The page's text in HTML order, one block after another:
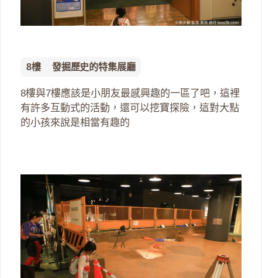
8樓 發掘歷史的特集展廳
8樓與7樓應該是小朋友最感興趣的一區了吧，這裡
有許多互動式的活動，還可以挖寶探險，這對大點
的小孩來說是相當有趣的